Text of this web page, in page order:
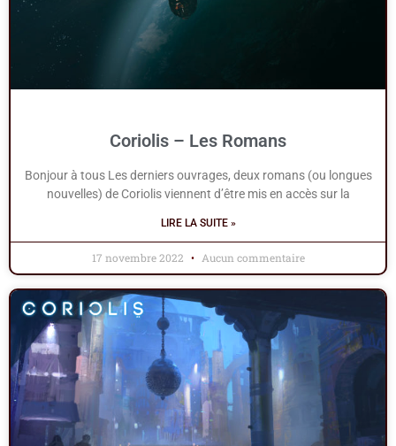
Coriolis – Les Romans
Bonjour à tous Les derniers ouvrages, deux romans (ou longues
nouvelles) de Coriolis viennent d’être mis en accès sur la
LIRE LA SUITE »
17 novembre 2022 Aucun commentaire